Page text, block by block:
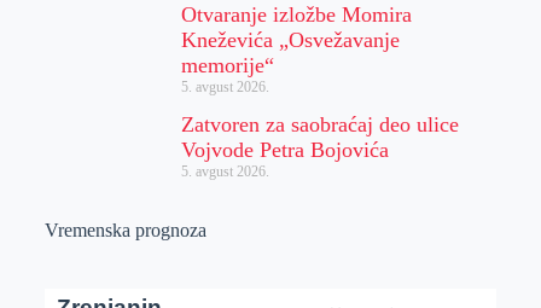
Otvaranje izložbe Momira
Kneževića „Osvežavanje
memorije“
5. avgust 2026.
Zatvoren za saobraćaj deo ulice
Vojvode Petra Bojovića
5. avgust 2026.
Vremenska prognoza